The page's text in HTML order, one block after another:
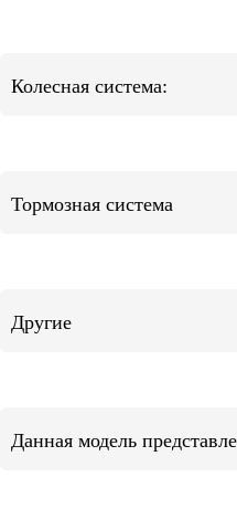
Колесная система:
Тормозная система
Другие
Данная модель